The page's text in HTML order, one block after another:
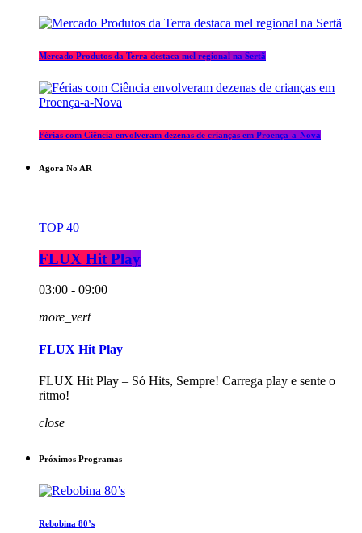
Mercado Produtos da Terra destaca mel regional na Sertã
Férias com Ciência envolveram dezenas de crianças em Proença-a-Nova
Agora No AR
TOP 40
FLUX Hit Play
03:00 - 09:00
more_vert
FLUX Hit Play
FLUX Hit Play – Só Hits, Sempre! Carrega play e sente o
ritmo!
close
Próximos Programas
Rebobina 80’s